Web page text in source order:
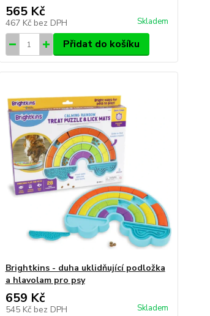
565 Kč
467 Kč bez DPH Skladem
Přidat do košíku
Brightkins - duha uklidňující podložka
a hlavolam pro psy
659 Kč
545 Kč bez DPH Skladem